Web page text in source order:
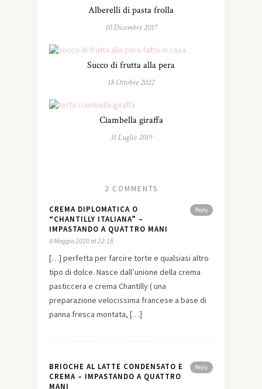
Alberelli di pasta frolla
10 Dicembre 2017
Succo di frutta alla pera
18 Ottobre 2022
Ciambella giraffa
31 Luglio 2019
2 COMMENTS
Reply
CREMA DIPLOMATICA O
“CHANTILLY ITALIANA” –
IMPASTANDO A QUATTRO MANI
8 Maggio 2020 at 22:18
[…] perfetta per farcire torte e qualsiasi altro
tipo di dolce. Nasce dall’unione della crema
pasticcera e crema Chantilly ( una
preparazione velocissima francese a base di
panna fresca montata, […]
Reply
BRIOCHE AL LATTE CONDENSATO E
CREMA – IMPASTANDO A QUATTRO
MANI